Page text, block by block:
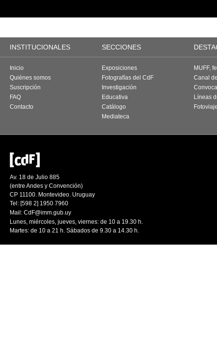
INSTITUCIONALES SECCIONES
Inicio
Quiénes somos
Suscripción
FAQ
Contacto
Exposiciones
Fotografías del CdF
Investigación
Educativa
Catálogo
Mediateca
MUFF,
Canal
Líneas
Av. 18 de Julio 885
(entre Andes y Convención)
CP 11100. Montevideo. Uruguay
Tel: [598 2] 1950 7960
Mail: CdF@imm.gub.uy
Lunes, miércoles, jueves, viernes: de 10 a 19.30 h.
Martes: de 10 a 21 h. Sábados de 9.30 a 14.30 h.